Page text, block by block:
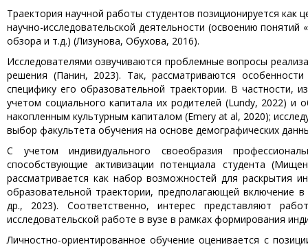
Траектория научной работы студентов позиционируется
научно-исследовательской деятельности (освоению
обзора и т.д.) (Лизунова, Обухова, 2016).
Исследователями озвучиваются проблемные вопросы
решения (Панин, 2023). Так, рассматриваются
специфику его образовательной траектории. В частности,
учетом социального капитала их родителей (Lundy, 2022) и
накопленным культурным капиталом (Emery at al, 2020);
выбор факультета обучения на основе демографических
С учетом индивидуального своеобразия
способствующие активизации потенциала студента
рассматривается как набор возможностей для раскрытия
образовательной траектории, предполагающей включение
др., 2023). Соответственно, интерес представляют
исследовательской работе в вузе в рамках формирования
Личностно-ориентированное обучение оценивается с